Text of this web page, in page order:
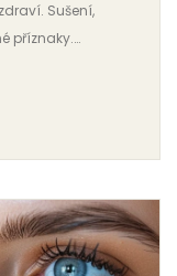
Sušení,
příznaky.
tím dělat.